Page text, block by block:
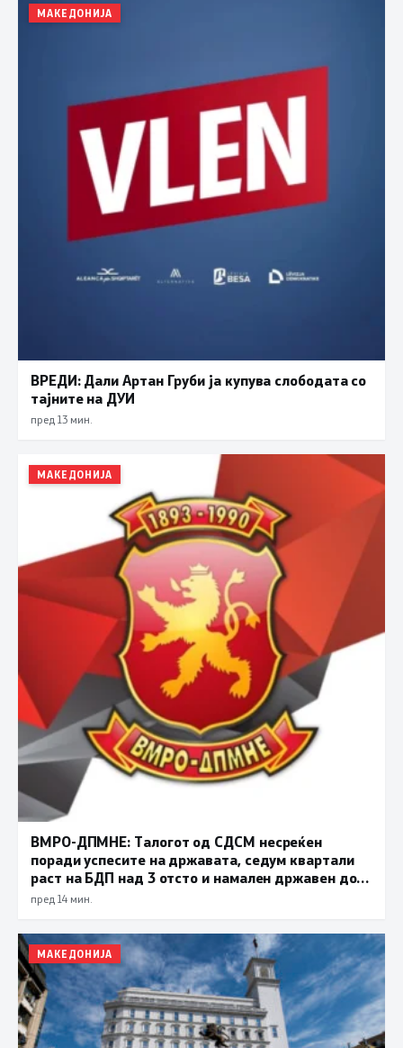
МАКЕДОНИЈА
ВРЕДИ: Дали Артан Груби ја купува слободата со
тајните на ДУИ
пред 13 мин.
МАКЕДОНИЈА
ВМРО-ДПМНЕ: Талогот од СДСМ несреќен
поради успесите на државата, седум квартали
раст на БДП над 3 отсто и намален државен долг
се показатели за економска стабилност
пред 14 мин.
МАКЕДОНИЈА